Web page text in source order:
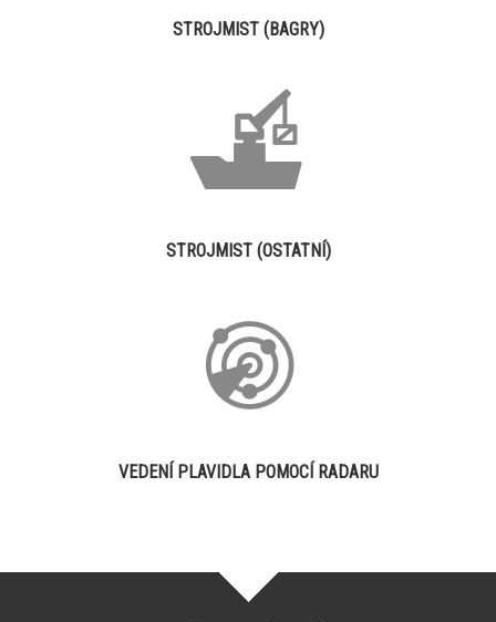
STROJMIST (BAGRY)
STROJMIST (OSTATNÍ)
VEDENÍ PLAVIDLA POMOCÍ RADARU